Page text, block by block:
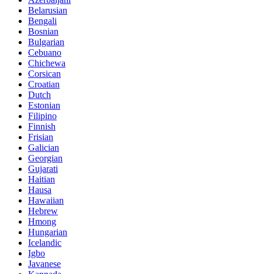
Belarusian
Bengali
Bosnian
Bulgarian
Cebuano
Chichewa
Corsican
Croatian
Dutch
Estonian
Filipino
Finnish
Frisian
Galician
Georgian
Gujarati
Haitian
Hausa
Hawaiian
Hebrew
Hmong
Hungarian
Icelandic
Igbo
Javanese